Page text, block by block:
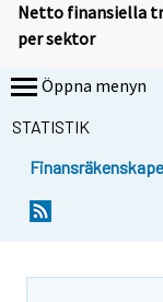
Netto finansiella
per sektor
Öppna menyn
STATISTIK